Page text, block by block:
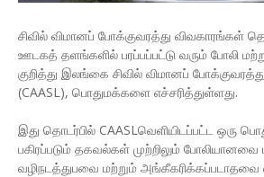
சிவில் விமானப் போக்குவரத்து விவகாரங்கள்
ஊடகத் தளங்களில் பரப்பப்பட்டு வரும் போலி
குறித்து இலங்கை சிவில் விமானப்
(CAASL), பொதுமக்களை எச்சரித்துள்ளது.
இது தொடர்பில் CAASLவெளியிடப்பட்ட ஒரு
பகிரப்படும் தகவல்கள் முற்றிலும்
வழிநடத்துபவை மற்றும் அங்கீகரிக்கப்படாதவை